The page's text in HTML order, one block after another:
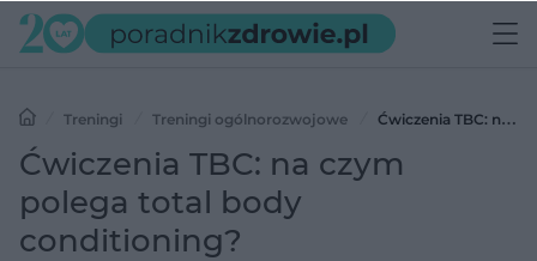
Treningi Treningi ogólnorozwojowe
Ćwiczenia TBC: na
czym polega total body conditioning?
Ćwiczenia TBC: na czym
polega total body
conditioning?